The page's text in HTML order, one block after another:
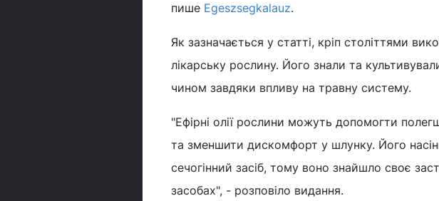
пише Egeszsegkalauz.
Як зазначається у статті, кріп століттями
лікарську рослину. Його знали та
чином завдяки впливу на травну систему.
"Ефірні олії рослини можуть допомогти
та зменшити дискомфорт у шлунку. Його
сечогінний засіб, тому воно знайшло своє
засобах", - розповіло видання.